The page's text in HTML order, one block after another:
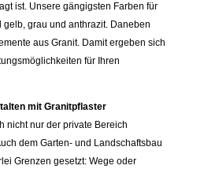
ist. Unsere gängigsten Farben für
gelb, grau und anthrazit. Daneben
aus Granit. Damit ergeben sich
für Ihren
mit Granitpflaster
nicht nur der private Bereich
dem Garten- und Landschaftsbau
Grenzen gesetzt: Wege oder